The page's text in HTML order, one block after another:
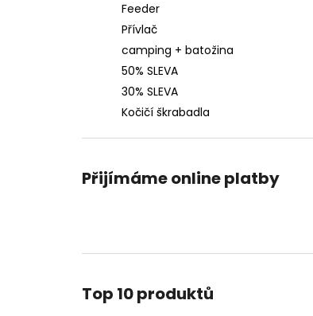
Feeder
Přívlač
camping + batožina
50% SLEVA
30% SLEVA
Kočičí škrabadla
Přijímáme online platby
Top 10 produktů